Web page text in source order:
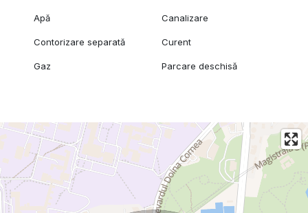
Apă Canalizare
Contorizare separată Curent
Gaz Parcare deschisă